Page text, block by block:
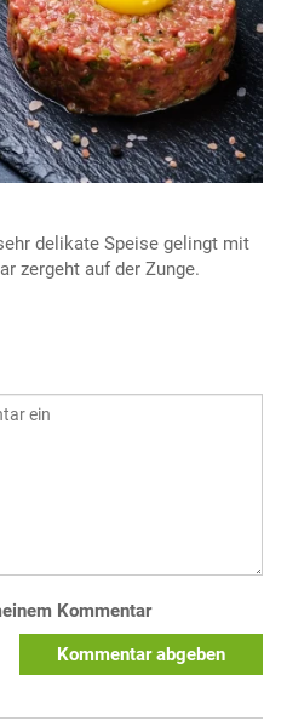
delikate Speise gelingt mit
zergeht auf der Zunge.
Kommentar
Kommentar abgeben